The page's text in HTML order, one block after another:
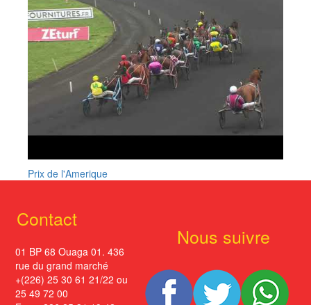
Prix de l'Amerique
Contact
01 BP 68 Ouaga 01. 436
rue du grand marché
+(226) 25 30 61 21/22 ou
25 49 72 00
Nous suivre